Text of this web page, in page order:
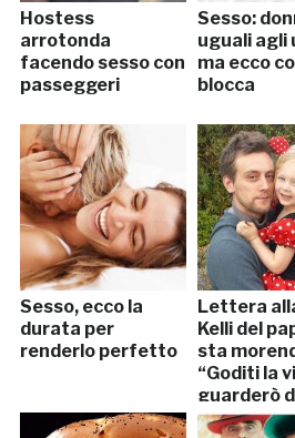
Hostess
arrotonda
facendo sesso con
passeggeri
Sesso:
uguali agli
ma ecco
blocca
Sesso, ecco la
durata per
renderlo perfetto
Lettera
Kelli del
sta
“Goditi la
guarderò
lassù”